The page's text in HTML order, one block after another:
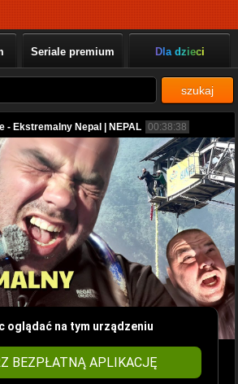
Seriale premium Dla dzieci
szukaj
- Ekstremalny Nepal | NEPAL 00:38:38
oglądać na tym urządzeniu
BEZPŁATNĄ APLIKACJĘ